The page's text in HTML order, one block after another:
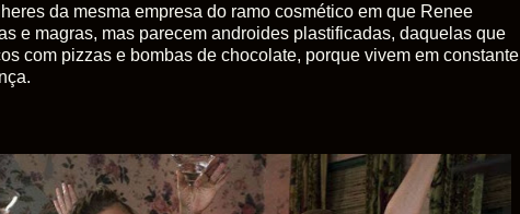
da mesma empresa do ramo cosmético em que Renee
e magras, mas parecem androides plastificadas, daquelas que
com pizzas e bombas de chocolate, porque vivem em constante